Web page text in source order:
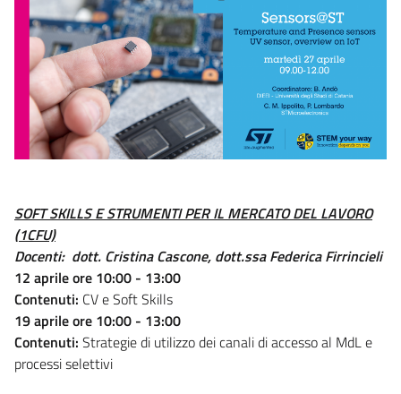
SOFT SKILLS E STRUMENTI PER IL MERCATO DEL LAVORO
(1CFU)
Docenti: dott. Cristina Cascone, dott.ssa Federica Firrincieli
12 aprile ore 10:00 - 13:00
Contenuti: CV e Soft Skills
19 aprile ore 10:00 - 13:00
Contenuti: Strategie di utilizzo dei canali di accesso al MdL e
processi selettivi